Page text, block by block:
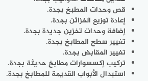
قص وحدات المطبخ بجدة.
إعادة توزيع الخزائن بجدة.
إضافة وحدات تخزين جديدة بجدة.
تغيير سطح المطابخ بجدة.
تغيير المقابض بجدة.
تركيب إكسسوارات مطابخ حديثة بجدة.
استبدال الأبواب القديمة للمطابخ بجدة.